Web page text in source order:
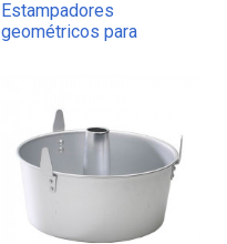
Estampadores
geométricos para